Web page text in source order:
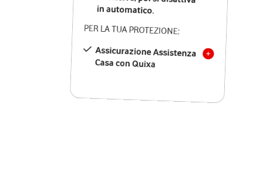
in automatico.
PER LA TUA PROTEZIONE:
Assicurazione Assistenza
Casa con Quixa